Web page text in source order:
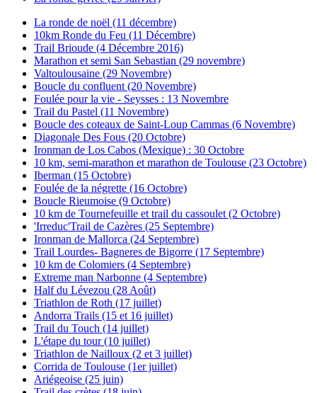
La ronde de noël (11 décembre)
10km Ronde du Feu (11 Décembre)
Trail Brioude (4 Décembre 2016)
Marathon et semi San Sebastian (29 novembre)
Valtoulousaine (29 Novembre)
Boucle du confluent (20 Novembre)
Foulée pour la vie - Seysses : 13 Novembre
Trail du Pastel (11 Novembre)
Boucle des coteaux de Saint-Loup Cammas (6 Novembre)
Diagonale Des Fous (20 Octobre)
Ironman de Los Cabos (Mexique) : 30 Octobre
10 km, semi-marathon et marathon de Toulouse (23 Octobre)
Iberman (15 Octobre)
Foulée de la négrette (16 Octobre)
Boucle Rieumoise (9 Octobre)
10 km de Tournefeuille et trail du cassoulet (2 Octobre)
'Irreduc'Trail de Cazères (25 Septembre)
Ironman de Mallorca (24 Septembre)
Trail Lourdes- Bagneres de Bigorre (17 Septembre)
10 km de Colomiers (4 Septembre)
Extreme man Narbonne (4 Septembre)
Half du Lévezou (28 Août)
Triathlon de Roth (17 juillet)
Andorra Trails (15 et 16 juillet)
Trail du Touch (14 juillet)
L'étape du tour (10 juillet)
Triathlon de Nailloux (2 et 3 juillet)
Corrida de Toulouse (1er juillet)
Ariégeoise (25 juin)